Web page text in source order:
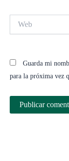
Guarda mi
para la próxima vez